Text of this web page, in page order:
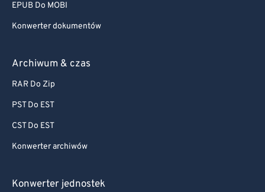
EPUB Do MOBI
Konwerter dokumentów
Archiwum & czas
RAR Do Zip
PST Do EST
CST Do EST
Konwerter archiwów
Konwerter jednostek